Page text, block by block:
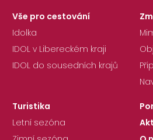
Vše pro cestování
Idolka
IDOL v Libereckém kraji
IDOL do sousedních krajů
Turistika
Letní sezóna